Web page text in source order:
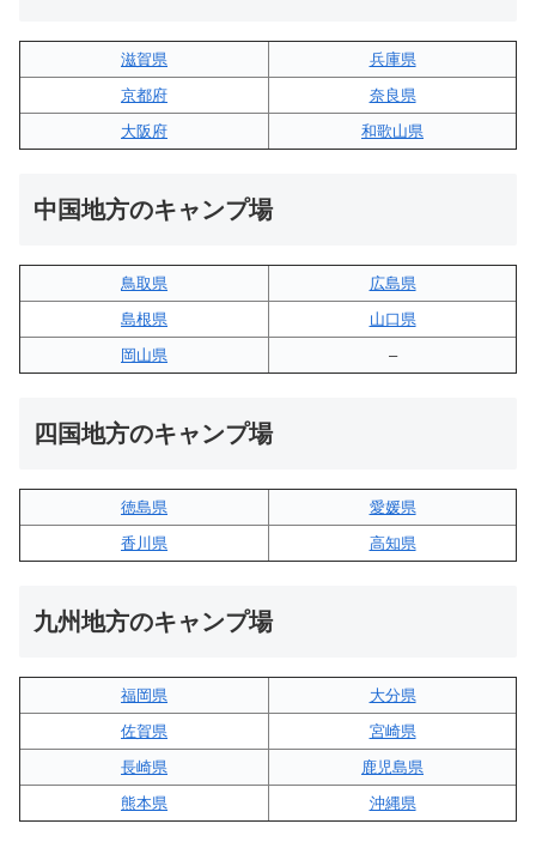
滋賀県
兵庫県
京都府
奈良県
大阪府
和歌山県
中国地方のキャンプ場
鳥取県
広島県
島根県
山口県
岡山県
–
四国地方のキャンプ場
徳島県
愛媛県
香川県
高知県
九州地方のキャンプ場
福岡県
大分県
佐賀県
宮崎県
長崎県
鹿児島県
熊本県
沖縄県